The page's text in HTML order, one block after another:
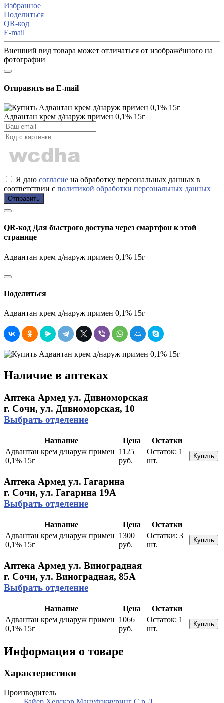
Избранное
Поделиться
QR-код
E-mail
Внешний вид товара может отличаться от изображённого на
фотографии
Отправить на E-mail
Адвантан крем д/наруж примен 0,1% 15г
Я даю согласие на обработку персональных данных в
соответствии с политикой обработки персональных данных
Отправить
QR-код Для быстрого доступа через смартфон к этой
странице
Адвантан крем д/наруж примен 0,1% 15г
Поделиться
Адвантан крем д/наруж примен 0,1% 15г
Наличие в аптеках
Аптека Армед ул. Дивноморская
г. Сочи, ул. Дивноморская, 10
Выбрать отделение
Название Цена
Остатки
Адвантан крем д/наруж примен
0,1% 15г
1125
руб.
Остаток: 1
шт.
Купить
Аптека Армед ул. Гагарина
г. Сочи, ул. Гагарина 19А
Выбрать отделение
Название Цена
Остатки
Адвантан крем д/наруж примен
0,1% 15г
1300
руб.
Остатки: 3
шт.
Купить
Аптека Армед ул. Виноградная
г. Сочи, ул. Виноградная, 85А
Выбрать отделение
Название Цена
Остатки
Адвантан крем д/наруж примен
0,1% 15г
1066
руб.
Остаток: 1
шт.
Купить
Информация о товаре
Характеристики
Производитель